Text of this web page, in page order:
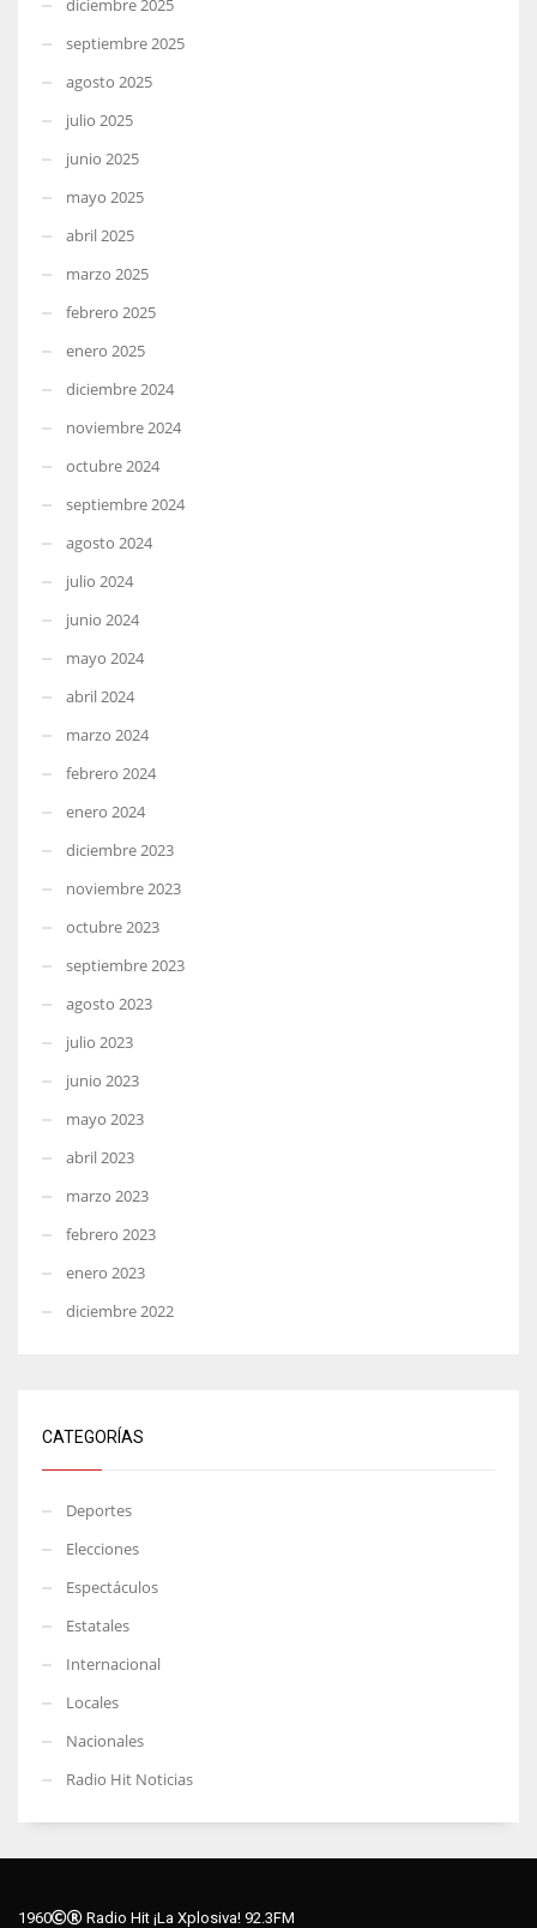
diciembre 2025
septiembre 2025
agosto 2025
julio 2025
junio 2025
mayo 2025
abril 2025
marzo 2025
febrero 2025
enero 2025
diciembre 2024
noviembre 2024
octubre 2024
septiembre 2024
agosto 2024
julio 2024
junio 2024
mayo 2024
abril 2024
marzo 2024
febrero 2024
enero 2024
diciembre 2023
noviembre 2023
octubre 2023
septiembre 2023
agosto 2023
julio 2023
junio 2023
mayo 2023
abril 2023
marzo 2023
febrero 2023
enero 2023
diciembre 2022
CATEGORÍAS
Deportes
Elecciones
Espectáculos
Estatales
Internacional
Locales
Nacionales
Radio Hit Noticias
1960
Radio Hit ¡La Xplosiva! 92.3FM